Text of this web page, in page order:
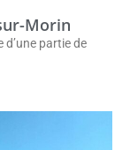
Morin
partie de